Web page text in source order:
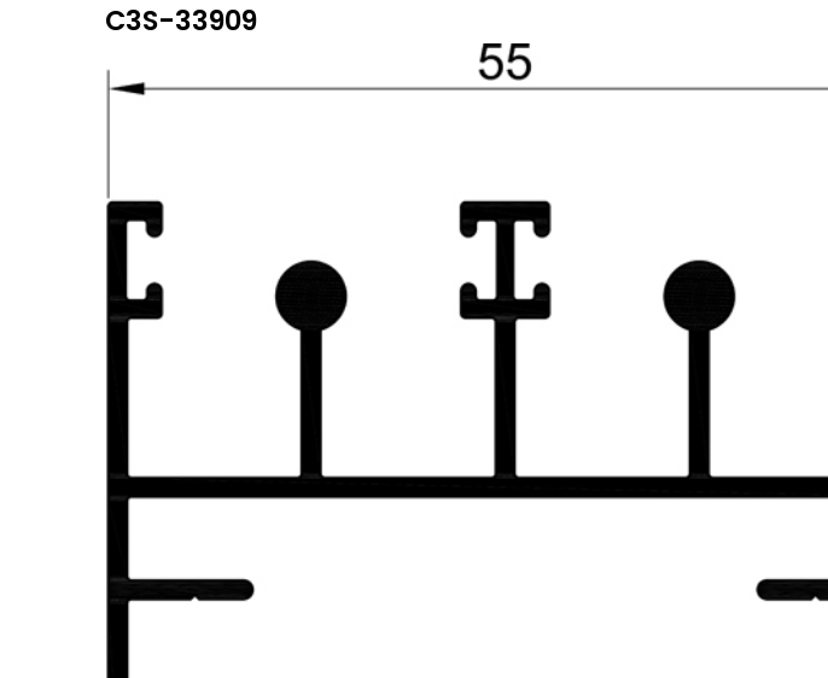
C3S-33909